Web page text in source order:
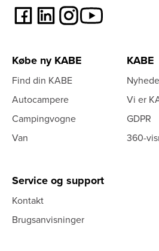
Købe ny KABE
Find din KABE
Autocampere
Campingvogne
Van
KABE
Vi er
GDPR
360-
Service og support
Kontakt
Brugsanvisninger